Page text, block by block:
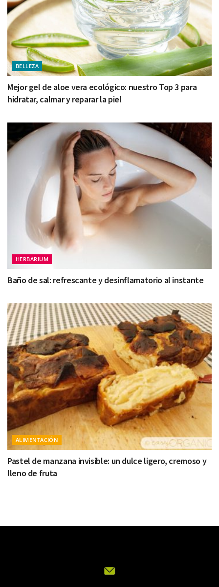
BELLEZA
Mejor gel de aloe vera ecológico: nuestro Top 3 para
hidratar, calmar y reparar la piel
HERBARIUM
Baño de sal: refrescante y desinflamatorio al instante
ALIMENTACIÓN
Pastel de manzana invisible: un dulce ligero, cremoso y
lleno de fruta